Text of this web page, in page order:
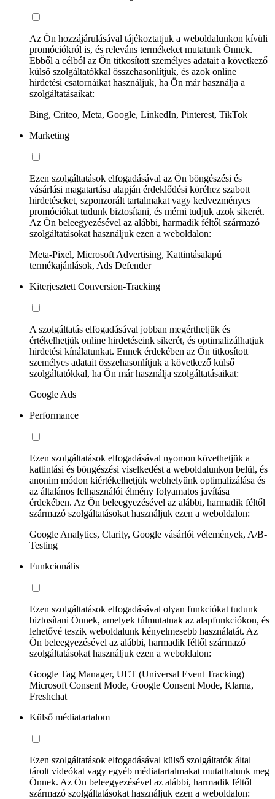
Az Ön hozzájárulásával tájékoztatjuk a weboldalunkon kívüli
promóciókról is, és releváns termékeket mutatunk Önnek.
Ebből a célból az Ön titkosított személyes adatait a következő
külső szolgáltatókkal összehasonlítjuk, és azok online
hirdetési csatornáikat használjuk, ha Ön már használja a
szolgáltatásaikat:
Bing, Criteo, Meta, Google, LinkedIn, Pinterest, TikTok
Marketing
Ezen szolgáltatások elfogadásával az Ön böngészési és
vásárlási magatartása alapján érdeklődési köréhez szabott
hirdetéseket, szponzorált tartalmakat vagy kedvezményes
promóciókat tudunk biztosítani, és mérni tudjuk azok sikerét.
Az Ön beleegyezésével az alábbi, harmadik féltől származó
szolgáltatásokat használjuk ezen a weboldalon:
Meta-Pixel, Microsoft Advertising, Kattintásalapú
termékajánlások, Ads Defender
Kiterjesztett Conversion-Tracking
A szolgáltatás elfogadásával jobban megérthetjük és
értékelhetjük online hirdetéseink sikerét, és optimalizálhatjuk
hirdetési kínálatunkat. Ennek érdekében az Ön titkosított
személyes adatait összehasonlítjuk a következő külső
szolgáltatókkal, ha Ön már használja szolgáltatásaikat:
Google Ads
Performance
Ezen szolgáltatások elfogadásával nyomon követhetjük a
kattintási és böngészési viselkedést a weboldalunkon belül, és
anonim módon kiértékelhetjük webhelyünk optimalizálása és
az általános felhasználói élmény folyamatos javítása
érdekében. Az Ön beleegyezésével az alábbi, harmadik féltől
származó szolgáltatásokat használjuk ezen a weboldalon:
Google Analytics, Clarity, Google vásárlói vélemények, A/B-
Testing
Funkcionális
Ezen szolgáltatások elfogadásával olyan funkciókat tudunk
biztosítani Önnek, amelyek túlmutatnak az alapfunkciókon, és
lehetővé teszik weboldalunk kényelmesebb használatát. Az
Ön beleegyezésével az alábbi, harmadik féltől származó
szolgáltatásokat használjuk ezen a weboldalon:
Google Tag Manager, UET (Universal Event Tracking)
Microsoft Consent Mode, Google Consent Mode, Klarna,
Freshchat
Külső médiatartalom
Ezen szolgáltatások elfogadásával külső szolgáltatók által
tárolt videókat vagy egyéb médiatartalmakat mutathatunk meg
Önnek. Az Ön beleegyezésével az alábbi, harmadik féltől
származó szolgáltatásokat használjuk ezen a weboldalon: